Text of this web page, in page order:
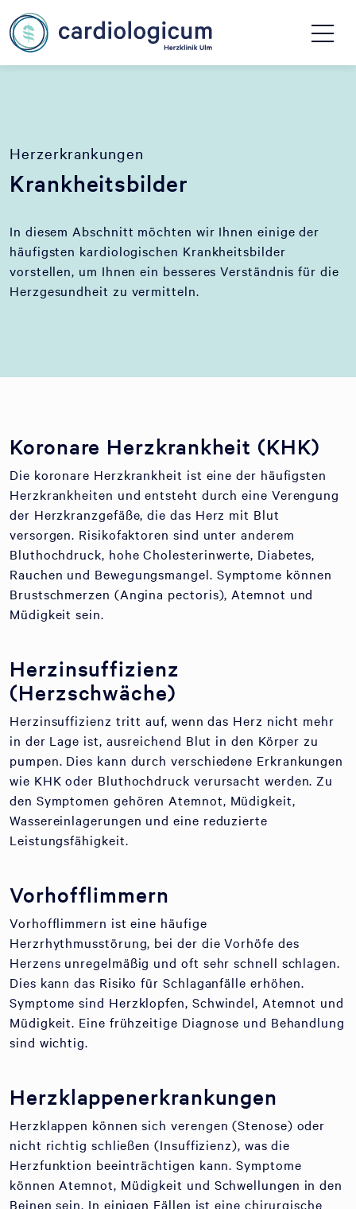
Herzerkrankungen
Krankheitsbilder
In diesem Abschnitt möchten wir Ihnen einige der
häufigsten kardiologischen Krankheitsbilder
vorstellen, um Ihnen ein besseres Verständnis für die
Herzgesundheit zu vermitteln.
Koronare Herzkrankheit (KHK)
Die koronare Herzkrankheit ist eine der häufigsten
Herzkrankheiten und entsteht durch eine Verengung
der Herzkranzgefäße, die das Herz mit Blut
versorgen. Risikofaktoren sind unter anderem
Bluthochdruck, hohe Cholesterinwerte, Diabetes,
Rauchen und Bewegungsmangel. Symptome können
Brustschmerzen (Angina pectoris), Atemnot und
Müdigkeit sein.
Herzinsuffizienz
(Herzschwäche)
Herzinsuffizienz tritt auf, wenn das Herz nicht mehr
in der Lage ist, ausreichend Blut in den Körper zu
pumpen. Dies kann durch verschiedene Erkrankungen
wie KHK oder Bluthochdruck verursacht werden. Zu
den Symptomen gehören Atemnot, Müdigkeit,
Wassereinlagerungen und eine reduzierte
Leistungsfähigkeit.
Vorhofflimmern
Vorhofflimmern ist eine häufige
Herzrhythmusstörung, bei der die Vorhöfe des
Herzens unregelmäßig und oft sehr schnell schlagen.
Dies kann das Risiko für Schlaganfälle erhöhen.
Symptome sind Herzklopfen, Schwindel, Atemnot und
Müdigkeit. Eine frühzeitige Diagnose und Behandlung
sind wichtig.
Herzklappenerkrankungen
Herzklappen können sich verengen (Stenose) oder
nicht richtig schließen (Insuffizienz), was die
Herzfunktion beeinträchtigen kann. Symptome
können Atemnot, Müdigkeit und Schwellungen in den
Beinen sein. In einigen Fällen ist eine chirurgische